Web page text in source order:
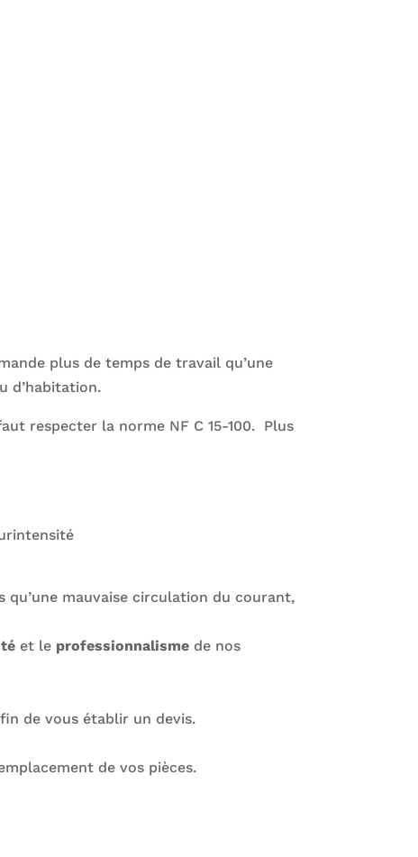
plus de temps de travail qu’une
d’habitation.
respecter la norme NF C 15-100. Plus
mauvaise circulation du courant,
et le professionnalisme de nos
de vous établir un devis.
de vos pièces.